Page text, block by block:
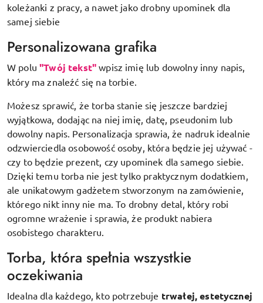
koleżanki z pracy, a nawet jako drobny upominek dla
samej siebie
Personalizowana grafika
W polu"Twój tekst" wpisz imię lub dowolny inny napis,
który ma znaleźć się na torbie.
Możesz sprawić, że torba stanie się jeszcze bardziej
wyjątkowa, dodając na niej imię, datę, pseudonim lub
dowolny napis. Personalizacja sprawia, że nadruk idealnie
odzwierciedla osobowość osoby, która będzie jej używać -
czy to będzie prezent, czy upominek dla samego siebie.
Dzięki temu torba nie jest tylko praktycznym dodatkiem,
ale unikatowym gadżetem stworzonym na zamówienie,
którego nikt inny nie ma. To drobny detal, który robi
ogromne wrażenie i sprawia, że produkt nabiera
osobistego charakteru.
Torba, która spełnia wszystkie
oczekiwania
Idealna dla każdego, kto potrzebuje trwałej, estetycznej